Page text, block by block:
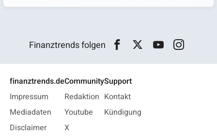
Finanztrends folgen
finanztrends.de
Impressum
Mediadaten
Disclaimer
Community
Redaktion
Youtube
X
Support
Kontakt
Kündigung